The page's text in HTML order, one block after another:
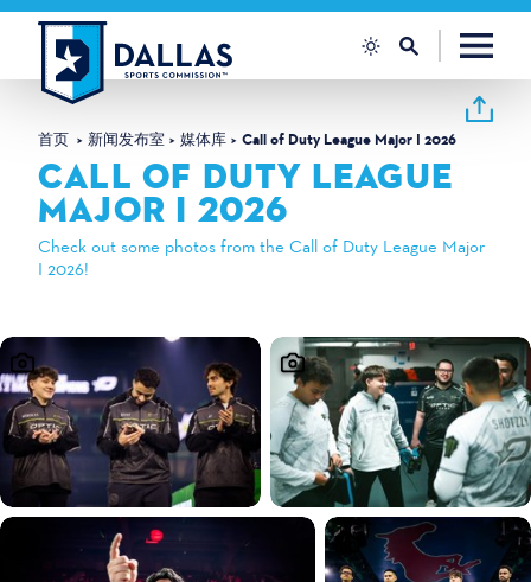
跳至内容
首页 新闻发布室 媒体库 Call of Duty League Major I 2026
CALL OF DUTY LEAGUE
MAJOR I 2026
Check out some photos from the Call of Duty League Major
I 2026!